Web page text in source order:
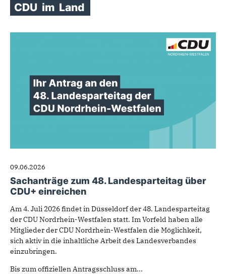
CDU im Land
09.06.2026
Sachanträge zum 48. Landesparteitag über
CDU+ einreichen
Am 4. Juli 2026 findet in Düsseldorf der 48. Landesparteitag
der CDU Nordrhein-Westfalen statt. Im Vorfeld haben alle
Mitglieder der CDU Nordrhein-Westfalen die Möglichkeit,
sich aktiv in die inhaltliche Arbeit des Landesverbandes
einzubringen.
Bis zum offiziellen Antragsschluss am...